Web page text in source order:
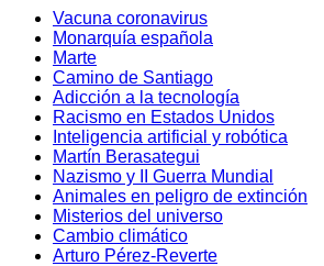
Vacuna coronavirus
Monarquía española
Marte
Camino de Santiago
Adicción a la tecnología
Racismo en Estados Unidos
Inteligencia artificial y robótica
Martín Berasategui
Nazismo y II Guerra Mundial
Animales en peligro de extinción
Misterios del universo
Cambio climático
Arturo Pérez-Reverte